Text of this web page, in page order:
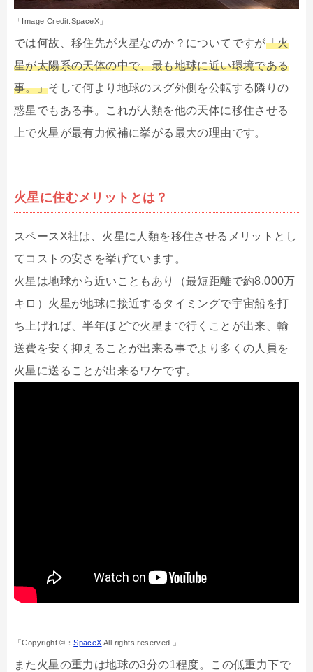
「Image Credit:SpaceX」
では何故、移住先が火星なのか？についてですが「火
星が太陽系の天体の中で、最も地球に近い環境である
事。」そして何より地球のスグ外側を公転する隣りの
惑星でもある事。これが人類を他の天体に移住させる
上で火星が最有力候補に挙がる最大の理由です。
火星に住むメリットとは？
スペースX社は、火星に人類を移住させるメリットとし
てコストの安さを挙げています。
火星は地球から近いこともあり（最短距離で約8,000万
キロ）火星が地球に接近するタイミングで宇宙船を打
ち上げれば、半年ほどで火星まで行くことが出来、輸
送費を安く抑えることが出来る事でより多くの人員を
火星に送ることが出来るワケです。
「Copyright ©：SpaceX All rights reserved.」
また火星の重力は地球の3分の1程度。この低重力下で